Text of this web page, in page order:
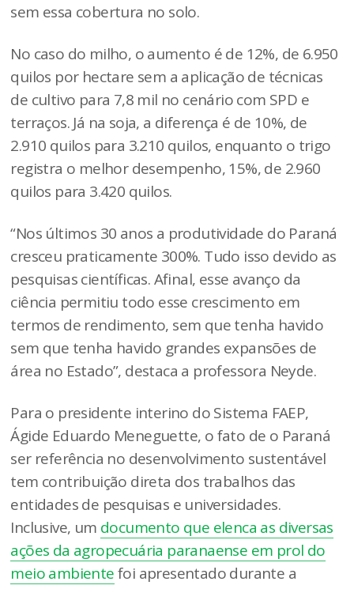
sem essa cobertura no solo.
No caso do milho, o aumento é de 12%, de 6.950
quilos por hectare sem a aplicação de técnicas
de cultivo para 7,8 mil no cenário com SPD e
terraços. Já na soja, a diferença é de 10%, de
2.910 quilos para 3.210 quilos, enquanto o trigo
registra o melhor desempenho, 15%, de 2.960
quilos para 3.420 quilos.
“Nos últimos 30 anos a produtividade do Paraná
cresceu praticamente 300%. Tudo isso devido as
pesquisas científicas. Afinal, esse avanço da
ciência permitiu todo esse crescimento em
termos de rendimento, sem que tenha havido
sem que tenha havido grandes expansões de
área no Estado”, destaca a professora Neyde.
Para o presidente interino do Sistema FAEP,
Ágide Eduardo Meneguette, o fato de o Paraná
ser referência no desenvolvimento sustentável
tem contribuição direta dos trabalhos das
entidades de pesquisas e universidades.
Inclusive, um documento que elenca as diversas
ações da agropecuária paranaense em prol do
meio ambientefoi apresentado durante a